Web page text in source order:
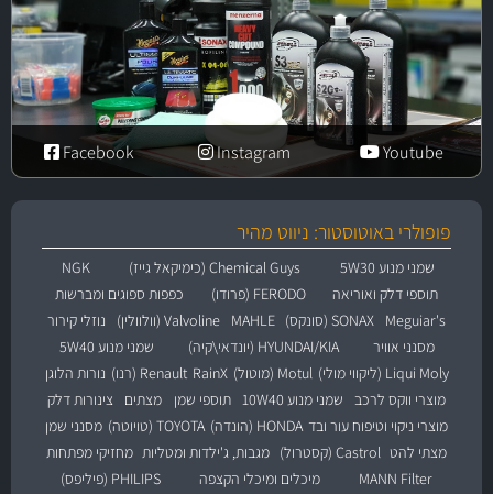
Youtube
Instagram
Facebook
פופולרי באוטוסטור: ניווט מהיר
שמני מנוע 5W30 Chemical Guys (כימיקאל גייז)
NGK
תוספי דלק ואוריאה
FERODO (פרודו)
כפפות ספוגים ומברשות
Meguiar's
SONAX (סונקס) MAHLE Valvoline (וולוולין)
נוזלי קירור
מסנני אוויר
HYUNDAI/KIA (יונדאי\קיה)
שמני מנוע 5W40
Liqui Moly (ליקווי מולי)
Motul (מוטול) RainX Renault (רנו)
נורות הלוגן
מוצרי ווקס לרכב
שמני מנוע 10W40 תוספי שמן מצתים
צינורות דלק
מוצרי ניקוי וטיפוח עור ובד HONDA (הונדה) TOYOTA (טויוטה)
מסנני שמן
מצתי להט Castrol (קסטרול) מגבות, ג'ילדות ומטליות מחזיקי מפתחות
MANN Filter
מיכלים ומיכלי הקצפה
PHILIPS (פיליפס)